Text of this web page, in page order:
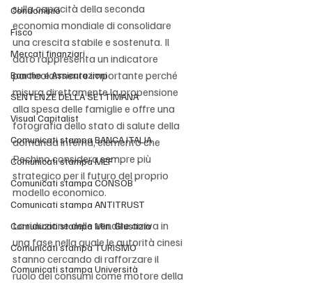
Condominio
Fisco
Mercati finanziari
Banche e Assicurazioni
SENTENZE DELLA SETTIMANA
Visual Capitalist
Comunicati stampa BANCA ITALIA
Comunicati stampa MEF
Comunicati stampa CONSOB
Comunicati stampa ANTITRUST
Comunicati stampa Min. Giustizia
Comunicati stampa TURISMO
Comunicati stampa Università
sulla capacità della seconda
economia mondiale di consolidare
una crescita stabile e sostenuta. Il
dato rappresenta un indicatore
particolarmente importante perché
misura direttamente la propensione
alla spesa delle famiglie e offre una
fotografia dello stato di salute della
domanda interna, elemento che
Pechino considera sempre più
strategico per il futuro del proprio
modello economico.
La riduzione delle vendite arriva in
una fase nella quale le autorità cinesi
stanno cercando di rafforzare il
ruolo dei consumi come motore della